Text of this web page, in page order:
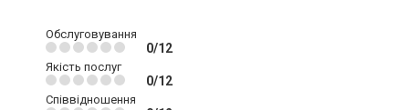
Обслуговування
0/12
Якість послуг
0/12
Співвідношення